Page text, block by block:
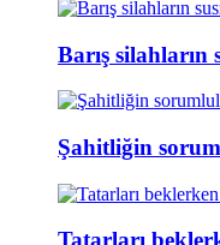
Barış silahların
Şahitliğin